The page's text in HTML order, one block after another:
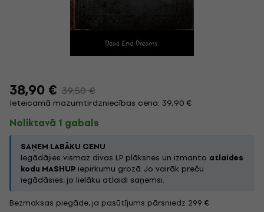
38,90 € 39,50 €
Ieteicamā mazumtirdzniecības cena: 39,90 €
Noliktavā 1 gabals
SAŅEM LABĀKU CENU
Iegādājies vismaz divas LP plāksnes un izmanto atlaides
kodu MASHUP iepirkumu grozā. Jo vairāk preču
iegādāsies, jo lielāku atlaidi saņemsi.
Bezmaksas piegāde, ja pasūtījums pārsniedz 299 €